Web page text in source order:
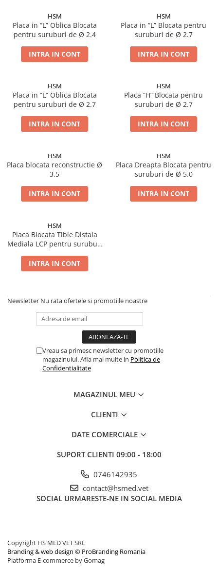
HSM
Placa in “L” Oblica Blocata
pentru suruburi de Ø 2.4
INTRA IN CONT
HSM
Placa in “L” Blocata pentru
suruburi de Ø 2.7
INTRA IN CONT
HSM
Placa in “L” Oblica Blocata
pentru suruburi de Ø 2.7
INTRA IN CONT
HSM
Placa “H“ Blocata pentru
suruburi de Ø 2.7
INTRA IN CONT
HSM
Placa blocata reconstructie Ø
3.5
INTRA IN CONT
HSM
Placa Dreapta Blocata pentru
suruburi de Ø 5.0
INTRA IN CONT
HSM
Placa Blocata Tibie Distala
Mediala LCP pentru suruburi
INTRA IN CONT
Newsletter Nu rata ofertele si promotiile noastre
Vreau sa primesc newsletter cu promotiile
magazinului. Afla mai multe in Politica de
Confidentialitate
MAGAZINUL MEU
CLIENTI
DATE COMERCIALE
SUPORT CLIENTI 09:00 - 18:00
0746142935
contact@hsmed.vet
SOCIAL URMARESTE-NE IN SOCIAL MEDIA
Copyright HS MED VET SRL
Branding & web design © ProBranding Romania
Platforma E-commerce by Gomag